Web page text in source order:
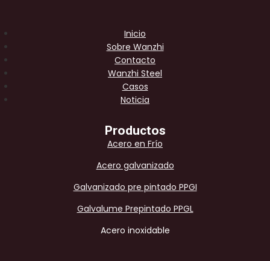
Inicio
Sobre Wanzhi
Contacto
Wanzhi Steel
Casos
Noticia
Productos
Acero en Frío
Acero galvanizado
Galvanizado pre pintado PPGI
Galvalume Prepintado PPGL
Acero inoxidable